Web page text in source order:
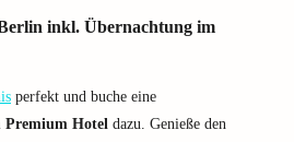
inkl. Übernachtung im
perfekt und buche eine
Premium Hotel dazu. Genieße den